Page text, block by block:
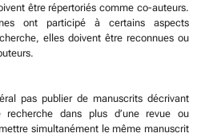
être répertoriés comme co-auteurs.
ont participé à certains aspects
elles doivent être reconnues ou
pas publier de manuscrits décrivant
recherche dans plus d’une revue ou
simultanément le même manuscrit